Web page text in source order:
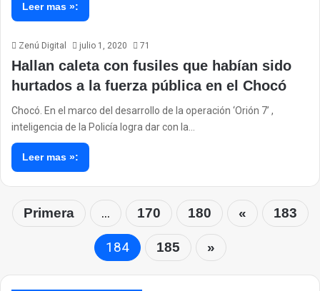
Leer mas »:
Zenú Digital julio 1, 2020 71
Hallan caleta con fusiles que habían sido
hurtados a la fuerza pública en el Chocó
Chocó. En el marco del desarrollo de la operación ‘Orión 7’ ,
inteligencia de la Policía logra dar con la…
Leer mas »:
Primera ... 170 180 « 183
184 185 »